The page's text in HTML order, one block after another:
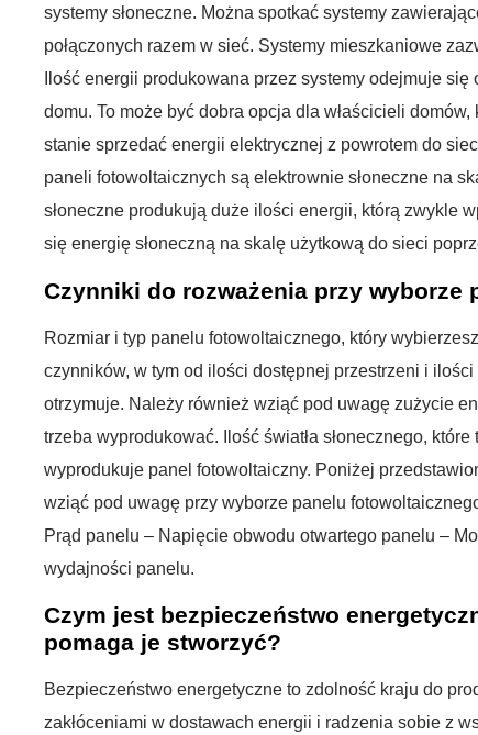
systemy słoneczne. Można spotkać systemy
połączonych razem w sieć. Systemy mieszkaniowe
Ilość energii produkowana przez systemy odejmuje
domu. To może być dobra opcja dla właścicieli
stanie sprzedać energii elektrycznej z powrotem do
paneli fotowoltaicznych są elektrownie słoneczne na
słoneczne produkują duże ilości energii, którą zwykle
się energię słoneczną na skalę użytkową do sieci
Czynniki do rozważenia przy wyborze
Rozmiar i typ panelu fotowoltaicznego, który
czynników, w tym od ilości dostępnej przestrzeni i ilości
otrzymuje. Należy również wziąć pod uwagę zużycie
trzeba wyprodukować. Ilość światła słonecznego,
wyprodukuje panel fotowoltaiczny. Poniżej
wziąć pod uwagę przy wyborze panelu
Prąd panelu – Napięcie obwodu otwartego panelu –
wydajności panelu.
Czym jest bezpieczeństwo
pomaga je stworzyć?
Bezpieczeństwo energetyczne to zdolność kraju do
zakłóceniami w dostawach energii i radzenia sobie z